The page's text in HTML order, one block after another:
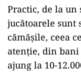
Practic, de la
jucătoarele sunt
cămășile, ceea
atenție, din
ajung la 10-